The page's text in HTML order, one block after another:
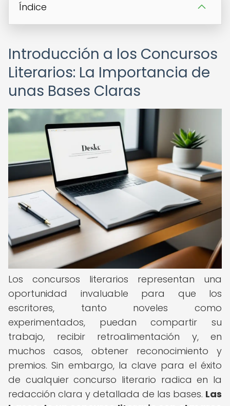
Índice
Introducción a los Concursos
Literarios: La Importancia de
unas Bases Claras
Los concursos literarios representan una
oportunidad invaluable para que los
escritores, tanto noveles como
experimentados, puedan compartir su
trabajo, recibir retroalimentación y, en
muchos casos, obtener reconocimiento y
premios. Sin embargo, la clave para el éxito
de cualquier concurso literario radica en la
redacción clara y detallada de las bases. Las